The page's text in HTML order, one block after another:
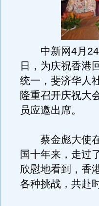
中新网4月24
日，为庆祝香港
统一，斐济华人
隆重召开庆祝大
员应邀出席。
蔡金彪大使在
国十年来，走过
欣慰地看到，香
各种挑战，共赴